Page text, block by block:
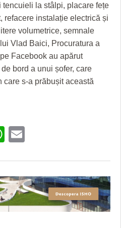
la stâlpi, placare fețe
refacere instalație electrică și
volumetrice, semnale
Vlad Baici, Procuratura a
Facebook au apărut
bord a unui șofer, care
care s-a prăbușit această
WhatsApp